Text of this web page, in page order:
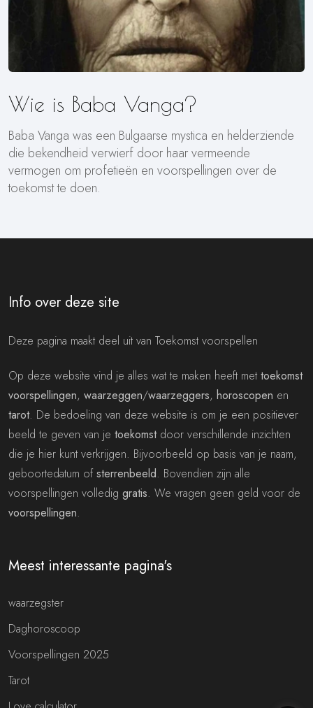
Wie is Baba Vanga?
Baba Vanga was een Bulgaarse mystica en helderziende
die bekendheid verwierf door haar vermeende
vermogen om profetieën en voorspellingen over de
toekomst te doen.
Info over deze site
Deze pagina maakt deel uit van Toekomst voorspellen
Op deze website vind je alles wat te maken heeft met toekomst
voorspellingen, waarzeggen/waarzeggers, horoscopen en
tarot. De bedoeling van deze website is om je een positiever
beeld te geven van je toekomstdoor verschillende inzichten
die je hier kunt verkrijgen. Bijvoorbeeld op basis van je naam,
geboortedatum ofsterrenbeeld. Bovendien zijn alle
voorspellingen volledig gratis. We vragen geen geld voor de
voorspellingen.
Meest interessante pagina's
waarzegster
Daghoroscoop
Voorspellingen 2025
Tarot